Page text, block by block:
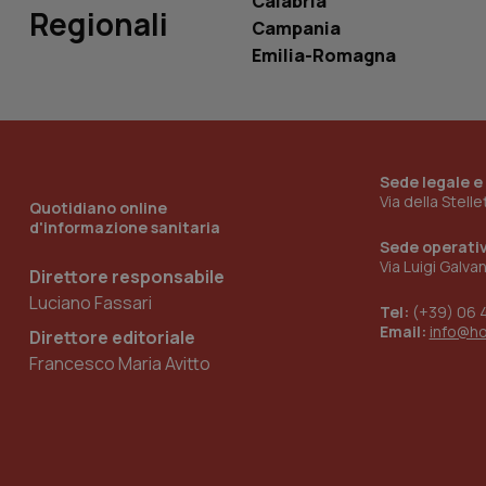
Regionali
Campania
Emilia-Romagna
Quotidiano online
d'informazione sanitaria
Direttore responsabile
Luciano Fassari
Direttore editoriale
Francesco Maria Avitto
Sede legale
Via della
Sede
Via Luigi
Tel: (+39) 06
Email: